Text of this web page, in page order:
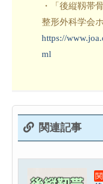
・「後縦靱帯
整形外科学会
https://
ml
関連記事